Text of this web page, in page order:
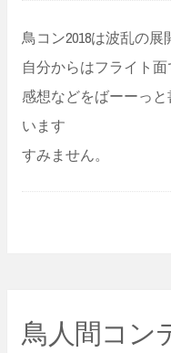
鳥コン2018は波乱の
自分からはフライト
感想などをばーーっ
います
すみません。
鳥人間コン